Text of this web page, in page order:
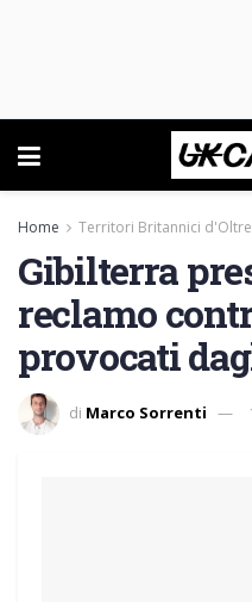
Home Territori Britannici
Gibilterra
reclamo
provocati
di Marco Sorrenti